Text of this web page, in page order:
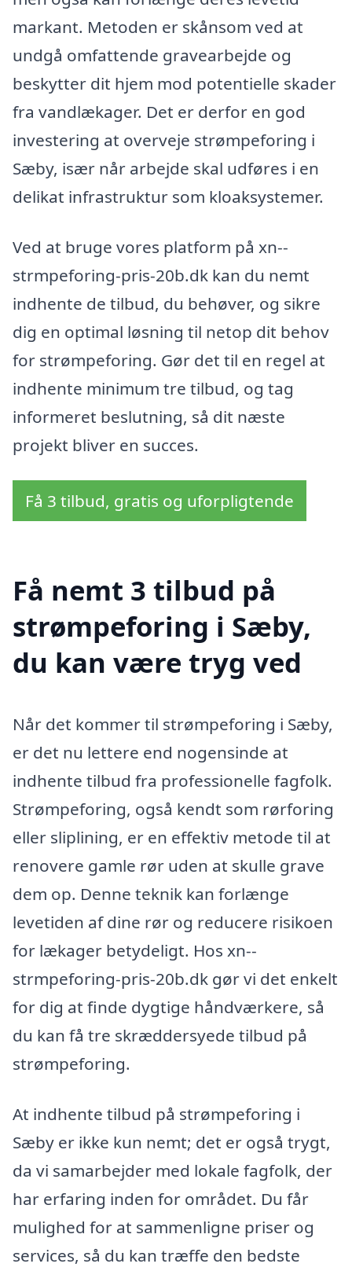
markant. Metoden er skånsom ved at
undgå omfattende gravearbejde og
beskytter dit hjem mod potentielle skader
fra vandlækager. Det er derfor en god
investering at overveje strømpeforing i
Sæby, især når arbejde skal udføres i en
delikat infrastruktur som kloaksystemer.
Ved at bruge vores platform på xn--
strmpeforing-pris-20b.dk kan du nemt
indhente de tilbud, du behøver, og sikre
dig en optimal løsning til netop dit behov
for strømpeforing. Gør det til en regel at
indhente minimum tre tilbud, og tag
informeret beslutning, så dit næste
projekt bliver en succes.
Få 3 tilbud, gratis og uforpligtende
Få nemt 3 tilbud på
strømpeforing i Sæby,
du kan være tryg ved
Når det kommer til strømpeforing i Sæby,
er det nu lettere end nogensinde at
indhente tilbud fra professionelle fagfolk.
Strømpeforing, også kendt som rørforing
eller sliplining, er en effektiv metode til at
renovere gamle rør uden at skulle grave
dem op. Denne teknik kan forlænge
levetiden af dine rør og reducere risikoen
for lækager betydeligt. Hos xn--
strmpeforing-pris-20b.dk gør vi det enkelt
for dig at finde dygtige håndværkere, så
du kan få tre skræddersyede tilbud på
strømpeforing.
At indhente tilbud på strømpeforing i
Sæby er ikke kun nemt; det er også trygt,
da vi samarbejder med lokale fagfolk, der
har erfaring inden for området. Du får
mulighed for at sammenligne priser og
services, så du kan træffe den bedste